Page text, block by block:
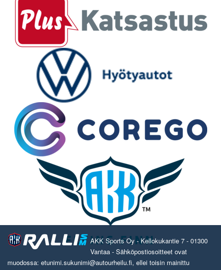
AKK Sports Oy - Kellokukantie 7 - 01300
Vantaa - Sähköpostiosoitteet ovat
muodossa: etunimi.sukunimi@autourheilu.fi, ellei toisin mainittu